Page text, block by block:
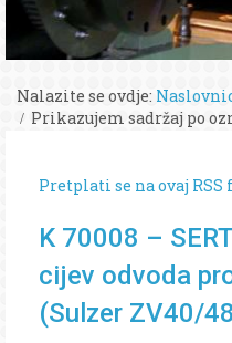
Nalazite se ovdje:
Prikazujem sadržaj po
Pretplati se na ovaj RSS
K 70008 –
cijev odvoda
(Sulzer ZV40/